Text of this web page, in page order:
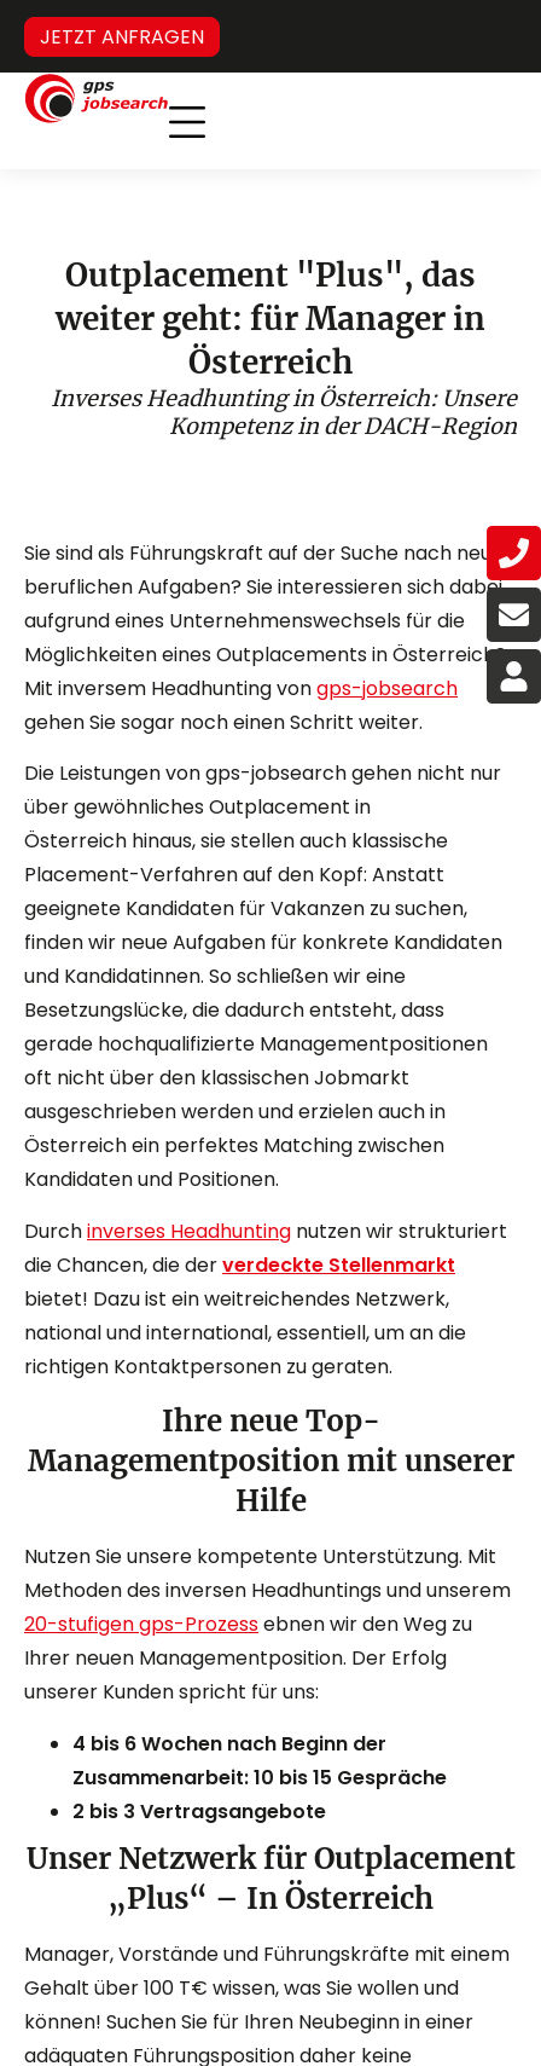
JETZT ANFRAGEN
Outplacement "Plus", das
weiter geht: für Manager in
Österreich
Inverses Headhunting in Österreich: Unsere
Kompetenz in der DACH-Region
Sie sind als Führungskraft auf der Suche nach neuen
beruflichen Aufgaben? Sie interessieren sich dabei
aufgrund eines Unternehmenswechsels für die
Möglichkeiten eines Outplacements in Österreich?
Mit inversem Headhunting vongps-jobsearch
gehen Sie sogar noch einen Schritt weiter.
Die Leistungen von gps-jobsearch gehen nicht nur
über gewöhnliches Outplacement in
Österreich hinaus, sie stellen auch klassische
Placement-Verfahren auf den Kopf: Anstatt
geeignete Kandidaten für Vakanzen zu suchen,
finden wir neue Aufgaben für konkrete Kandidaten
und Kandidatinnen. So schließen wir eine
Besetzungslücke, die dadurch entsteht, dass
gerade hochqualifizierte Managementpositionen
oft nicht über den klassischen Jobmarkt
ausgeschrieben werden und erzielen auch in
Österreich ein perfektes Matching zwischen
Kandidaten und Positionen.
Durchinverses Headhunting nutzen wir strukturiert
die Chancen, die derverdeckte Stellenmarkt
bietet! Dazu ist ein weitreichendes Netzwerk,
national und international, essentiell, um an die
richtigen Kontaktpersonen zu geraten.
Ihre neue Top-
Managementposition mit unserer
Hilfe
Nutzen Sie unsere kompetente Unterstützung. Mit
Methoden des inversen Headhuntings und unserem
20-stufigen gps-Prozessebnen wir den Weg zu
Ihrer neuen Managementposition. Der Erfolg
unserer Kunden spricht für uns:
4 bis 6 Wochen nach Beginn der
Zusammenarbeit: 10 bis 15 Gespräche
2 bis 3 Vertragsangebote
Unser Netzwerk für Outplacement
„Plus“ – In Österreich
Manager, Vorstände und Führungskräfte mit einem
Gehalt über 100 T€ wissen, was Sie wollen und
können! Suchen Sie für Ihren Neubeginn in einer
adäquaten Führungsposition daher keine